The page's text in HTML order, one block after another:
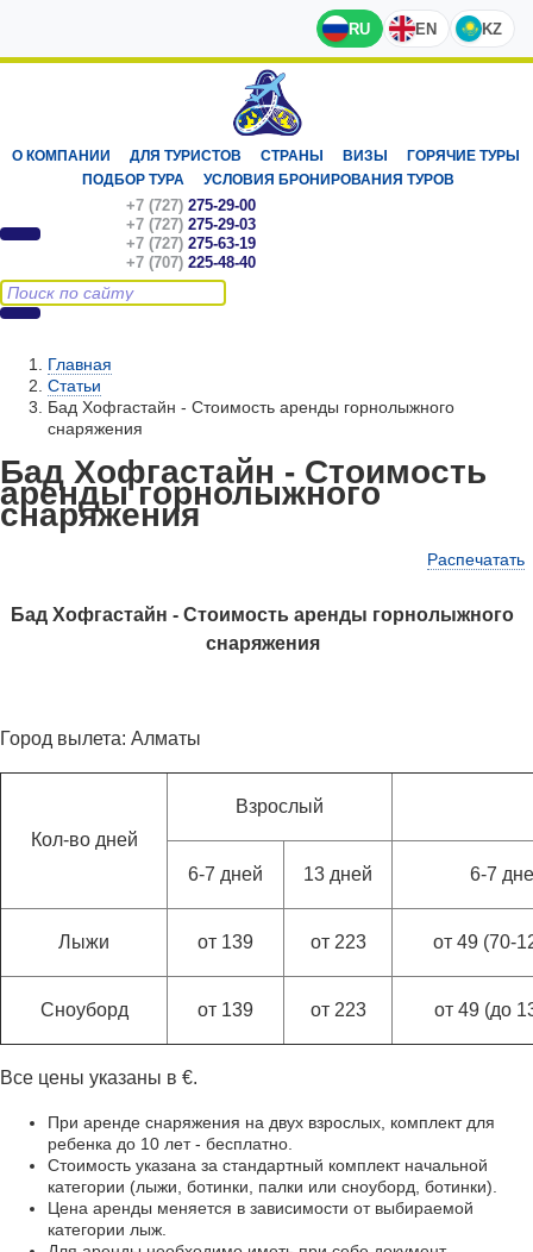
RU EN KZ
О КОМПАНИИ ДЛЯ ТУРИСТОВ СТРАНЫ ВИЗЫ
ГОРЯЧИЕ ТУРЫ
ПОДБОР ТУРА
УСЛОВИЯ БРОНИРОВАНИЯ ТУРОВ
+7 (727) 275-29-00
+7 (727) 275-29-03
+7 (727) 275-63-19
+7 (707) 225-48-40
Главная
Статьи
Бад Хофгастайн - Стоимость аренды горнолыжного
снаряжения
Бад Хофгастайн - Стоимость
аренды горнолыжного
снаряжения
Распечатать
Бад Хофгастайн - Стоимость аренды горнолыжного
снаряжения
Город вылета: Алматы
Кол-во дней
Взрослый
6-7 дней 13 дней 6-7
Лыжи от 139 от 223 от 49 (70-
Сноуборд от 139 от 223 от 49 (до
Все цены указаны в €.
При аренде снаряжения на двух взрослых, комплект для
ребенка до 10 лет - бесплатно.
Стоимость указана за стандартный комплект начальной
категории (лыжи, ботинки, палки или сноуборд, ботинки).
Цена аренды меняется в зависимости от выбираемой
категории лыж.